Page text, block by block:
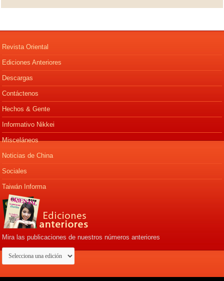
Revista Oriental
Ediciones Anteriores
Descargas
Contáctenos
Hechos & Gente
Informativo Nikkei
Misceláneos
Noticias de China
Sociales
Taiwán Informa
Mira las publicaciones de nuestros números anteriores